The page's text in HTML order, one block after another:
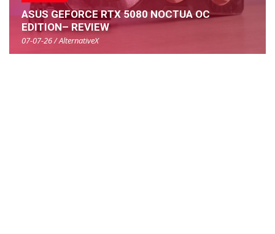
ASUS GEFORCE RTX 5080 NOCTUA OC
EDITION– REVIEW
07-07-26 / AlternativeX